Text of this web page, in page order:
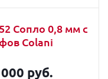
Сопло 0,8 мм с
Colani
руб.